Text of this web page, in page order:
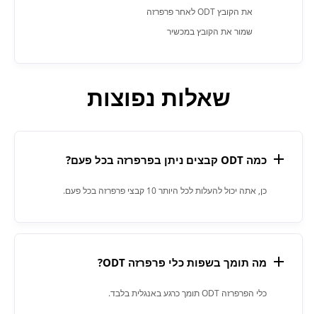
את הקובץ ODT לאחר פרפרזה
שמור את הקובץ במכשיר
שאלות נפוצות
כמה ODT קבצים ניתן בפרפרזה בכל פעם?
כן, אתה יכול להעלות לכל היותר 10 קבצי פרפרזה בכל פעם.
מה תומך בשפות כלי פרפרזה ODT?
כלי הפרפרזה ODT תומך כרגע באנגלית בלבד.